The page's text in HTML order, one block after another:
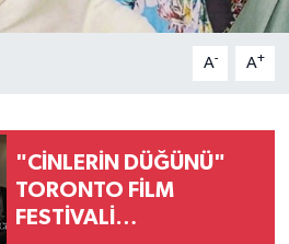
A- A+
"CİNLERİN DÜĞÜNÜ"
TORONTO FİLM
FESTİVALİ